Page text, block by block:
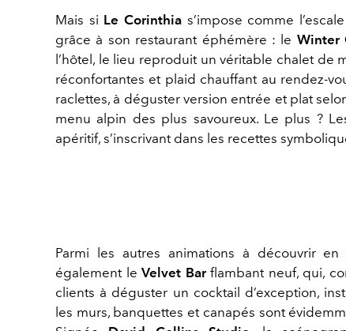
Mais si Le Corinthia s’impose comme
grâce à son restaurant éphémère : le Winter
l’hôtel, le lieu reproduit un véritable chalet de
réconfortantes et plaid chauffant au rendez-
raclettes, à déguster version entrée et plat
menu alpin des plus savoureux. Le plus ?
apéritif, s’inscrivant dans les recettes
Parmi les autres animations à découvrir
également le Velvet Barflambant neuf, qui,
clients à déguster un cocktail d’exception,
les murs, banquettes et canapés sont